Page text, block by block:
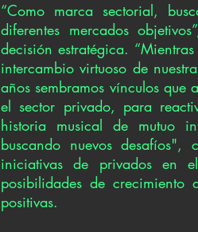
“Como marca sectorial,
diferentes mercados
decisión estratégica.
intercambio virtuoso de
años sembramos vínculos
el sector privado, para
historia musical de mutuo
buscando nuevos
iniciativas de privados en
posibilidades de crecimiento
positivas.